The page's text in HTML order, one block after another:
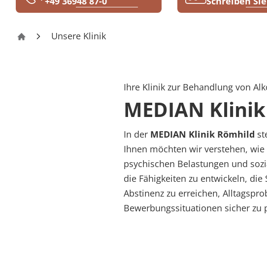
Rheumatologie
Klinik Römhild
Unsere Klinik
Ihre Klinik zur Behandlung von
MEDIAN
In der MEDIAN Klinik Römhild
Ihnen möchten wir verstehen,
psychischen Belastungen und
die Fähigkeiten zu entwickeln,
Abstinenz zu erreichen,
Bewerbungssituationen sicher